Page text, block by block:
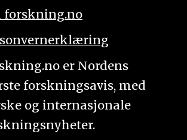
forskning.no
er Nordens
forskningsavis, med
og internasjonale